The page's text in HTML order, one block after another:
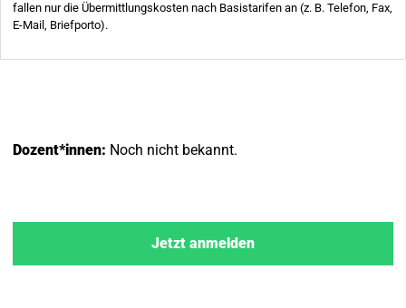
Dozent*innen: Noch nicht bekannt.
Jetzt anmelden